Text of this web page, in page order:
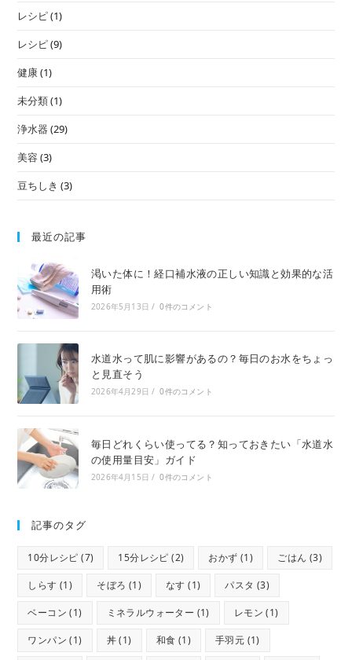
レシピ(1)
レシピ(9)
健康(1)
未分類(1)
浄水器 (29)
美容 (3)
豆ちしき (3)
最近の記事
渇いた体に！経口補水液の正しい知識と効果的な活
用術
2026年5月13日 / 0件のコメント
水道水って肌に影響があるの？毎日のお水をちょっ
と見直そう
2026年4月29日 / 0件のコメント
毎日どれくらい使ってる？知っておきたい「水道水
の使用量目安」ガイド
2026年4月15日 / 0件のコメント
記事のタグ
10分レシピ (7) 15分レシピ (2) おかず (1) ごはん (3)
しらす (1) そぼろ (1) なす (1) パスタ (3)
ベーコン (1) ミネラルウォーター (1) レモン (1)
ワンパン (1) 丼(1) 和食 (1) 手羽元 (1)